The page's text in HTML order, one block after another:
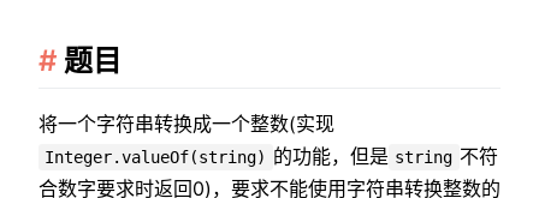
题目
将一个字符串转换成一个整数(实现
Integer.valueOf(string) 的功能，但是 string 不符
合数字要求时返回0)，要求不能使用字符串转换整数的